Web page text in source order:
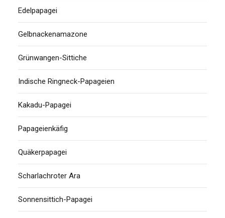
Edelpapagei
Gelbnackenamazone
Grünwangen-Sittiche
Indische Ringneck-Papageien
Kakadu-Papagei
Papageienkäfig
Quäkerpapagei
Scharlachroter Ara
Sonnensittich-Papagei